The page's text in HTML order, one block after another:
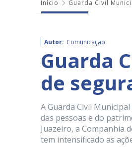
Início Guarda Civil
Autor: Comunicação
Guarda
de
A Guarda Civil
das pessoas e do
Juazeiro, a Companhia
tem intensificado as